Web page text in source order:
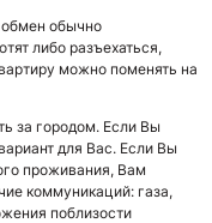
обмен обычно
либо разъехаться,
можно поменять на
за городом. Если Вы
для Вас. Если Вы
проживания, Вам
коммуникаций: газа,
поблизости